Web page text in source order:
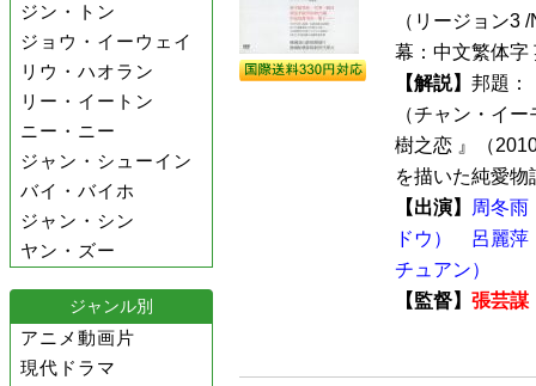
ジン・トン
ジョウ・イーウェイ
リウ・ハオラン
リー・イートン
ニー・ニー
ジャン・シューイン
バイ・バイホ
ジャン・シン
ヤン・ズー
ジャンル別
アニメ動画片
現代ドラマ
（リージョン3
幕：中文繁体字
【解説】 邦題：
（チャン・イ
樹之恋 』（
を描いた純愛物
【出演】
周冬雨
ドウ）
呂麗萍
チュアン）
【監督】 張芸謀